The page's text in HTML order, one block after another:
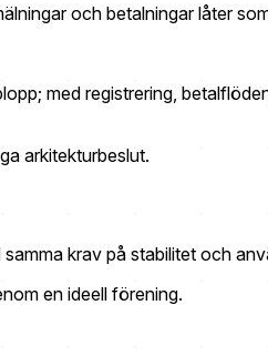
och betalningar låter
med registrering,
arkitekturbeslut.
krav på stabilitet och
en ideell förening.